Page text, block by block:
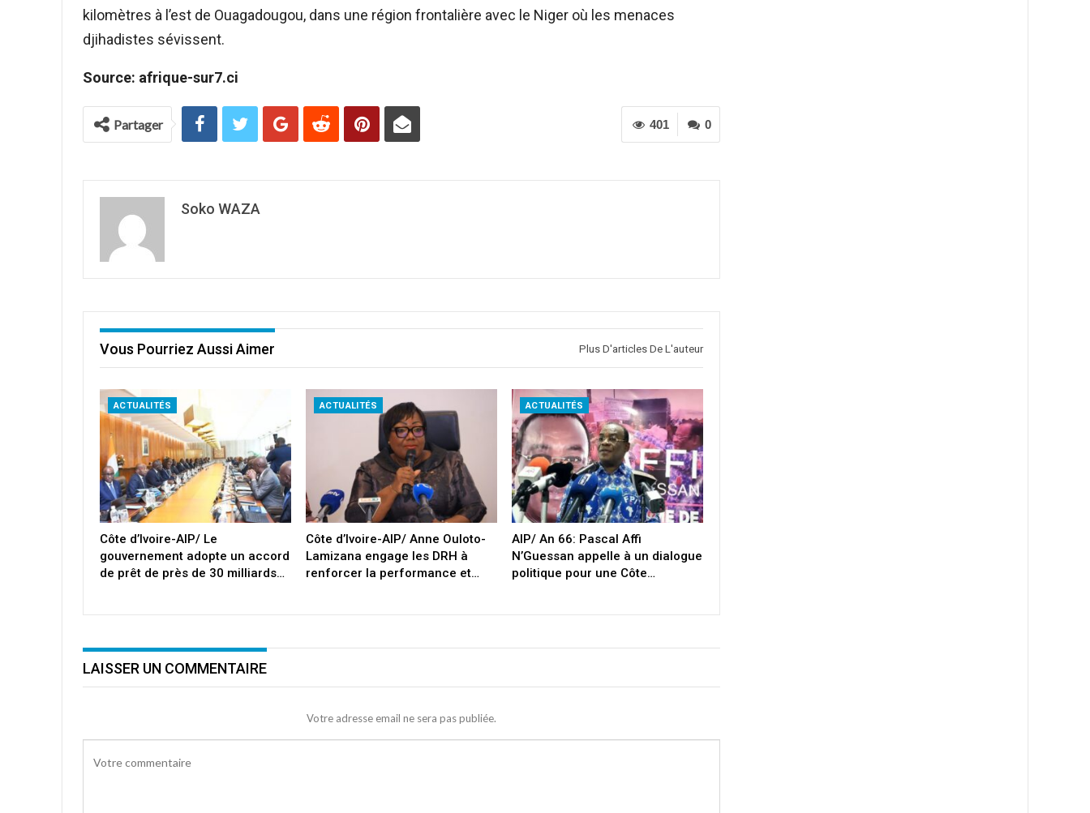
kilomètres à l’est de Ouagadougou, dans une région frontalière avec le Niger où les menaces
djihadistes sévissent.
Source: afrique-sur7.ci
0
401
Partager
Soko WAZA
Vous Pourriez Aussi Aimer Plus D'articles De L'auteur
ACTUALITÉS
Côte d’Ivoire-AIP/ Le
gouvernement adopte un accord
de prêt de près de 30 milliards…
ACTUALITÉS
Côte d’Ivoire-AIP/ Anne Ouloto-
Lamizana engage les DRH à
renforcer la performance et…
ACTUALITÉS
AIP/ An 66: Pascal Affi
N’Guessan appelle à un dialogue
politique pour une Côte…
LAISSER UN COMMENTAIRE
Votre adresse email ne sera pas publiée.